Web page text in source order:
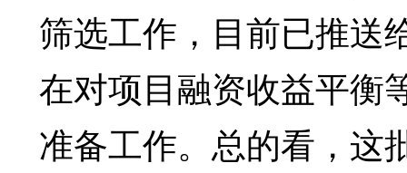
筛选工作，目前已推送
在对项目融资收益平衡
准备工作。总的看，这